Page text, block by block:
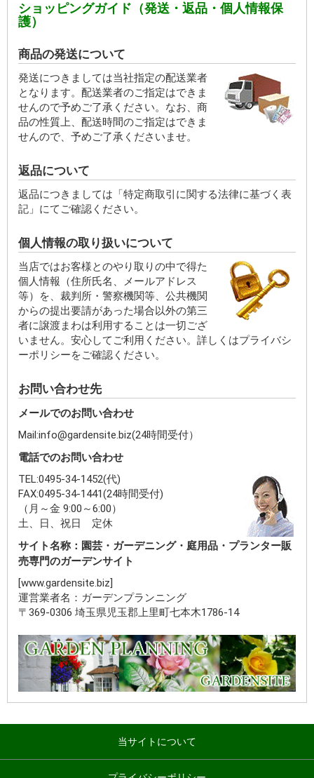
ショッピングガイド（発送・返品・個人情報保
護）
商品の発送について
発送につきましては当社指定の配送業者
となります。配送業者のご指定はできま
せんので予めご了承ください。なお、商
品の性質上、配送時間のご指定はできま
せんので、予めご了承くださいませ。
返品について
返品につきましては「特定商取引に関する法律に基づく表
記」にてご確認ください。
個人情報の取り扱いについて
当店ではお客様とのやり取りの中で得た
個人情報（住所氏名、メールアドレス
等）を、裁判所・警察機関等、公共機関
からの提出要請があった場合以外の第三
者に譲渡まわは利用することは一切ござ
いません。安心してご利用ください。詳しくはプライバシ
ーポリシーをご確認ください。
お問い合わせ先
メールでのお問い合わせ
Mail:info@gardensite.biz(24時間受付）
電話でのお問い合わせ
TEL:0495-34-1452(代)
FAX:0495-34-1441(24時間受付)
（月～金 9:00～6:00）
土、日、祝日 定休
サイト名称：園芸・ガーデニング・庭用品・プランター販
売専門のガーデンサイト
[www.gardensite.biz]
運営業者名：ガーデンプランニング
〒369-0306 埼玉県児玉郡上里町七本木1786-14
当サイトについて